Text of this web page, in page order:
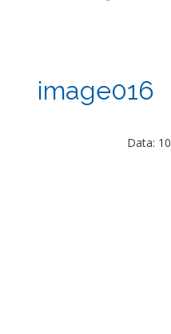
image016
Data: